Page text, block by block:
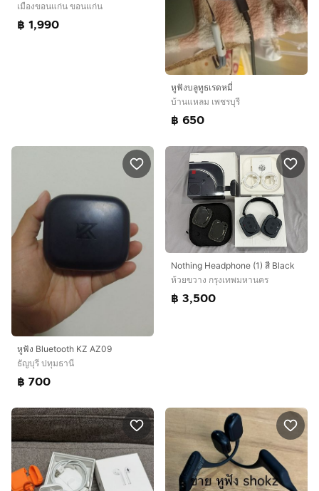
เมืองขอนแก่น ขอนแก่น
฿ 1,990
หูฟังบลูทูธเรดหมี่
บ้านแหลม เพชรบุรี
฿ 650
หูฟัง Bluetooth KZ AZ09
ธัญบุรี ปทุมธานี
฿ 700
Nothing Headphone (1) สี Black
ห้วยขวาง กรุงเทพมหานคร
฿ 3,500